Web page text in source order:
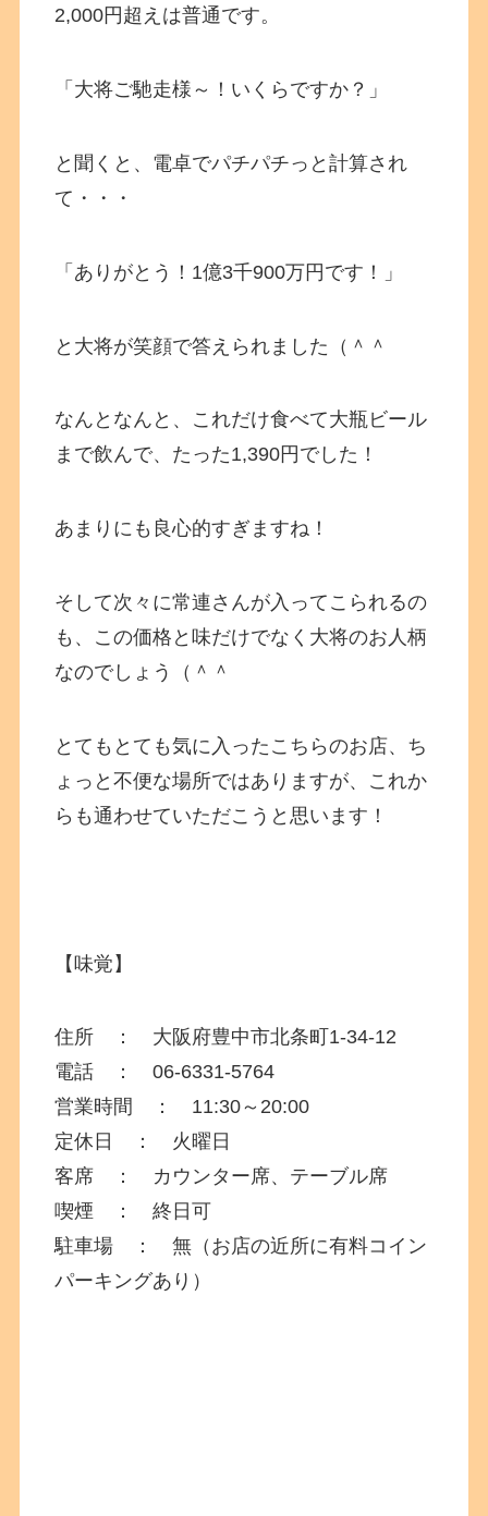
2,000円超えは普通です。
「大将ご馳走様～！いくらですか？」
と聞くと、電卓でパチパチっと計算され
て・・・
「ありがとう！1億3千900万円です！」
と大将が笑顔で答えられました（＾＾
なんとなんと、これだけ食べて大瓶ビール
まで飲んで、たった1,390円でした！
あまりにも良心的すぎますね！
そして次々に常連さんが入ってこられるの
も、この価格と味だけでなく大将のお人柄
なのでしょう（＾＾
とてもとても気に入ったこちらのお店、ち
ょっと不便な場所ではありますが、これか
らも通わせていただこうと思います！
【味覚】
住所 ： 大阪府豊中市北条町1-34-12
電話 ： 06-6331-5764
営業時間 ： 11:30～20:00
定休日 ： 火曜日
客席 ： カウンター席、テーブル席
喫煙 ： 終日可
駐車場 ： 無（お店の近所に有料コイン
パーキングあり）